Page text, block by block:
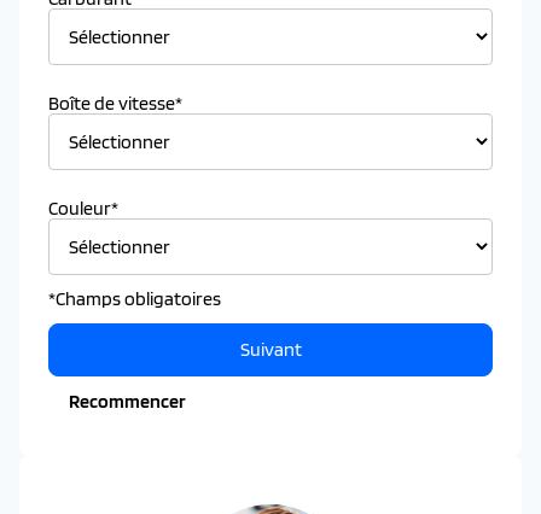
Boîte de vitesse*
Couleur*
*Champs obligatoires
Recommencer
Suivant